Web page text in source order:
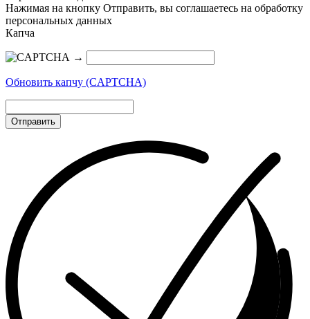
Нажимая на кнопку Отправить, вы соглашаетесь на обработку
персональных данных
Капча
→
Обновить капчу (CAPTCHA)
Отправить